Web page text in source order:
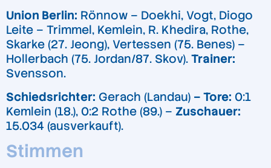
Union Berlin: Rönnow – Doekhi, Vogt, Diogo
Leite – Trimmel, Kemlein, R. Khedira, Rothe,
Skarke (27. Jeong), Vertessen (75. Benes) –
Hollerbach (75. Jordan/87. Skov). Trainer:
Svensson.
Schiedsrichter: Gerach (Landau) – Tore: 0:1
Kemlein (18.), 0:2 Rothe (89.) – Zuschauer:
15.034 (ausverkauft).
Stimmen